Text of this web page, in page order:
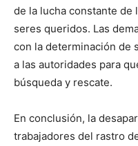
de la lucha constante de
seres queridos. Las
con la determinación de
a las autoridades para
búsqueda y rescate.
En conclusión, la
trabajadores del rastro